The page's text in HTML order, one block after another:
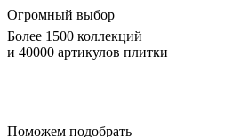
Огромный выбор
Более 1500 коллекций
и 40000 артикулов плитки
Поможем подобрать